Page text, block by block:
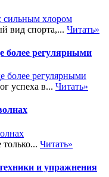
вид спорта,... Читать»
более регулярными
успеха в... Читать»
Читать»
и упражнения